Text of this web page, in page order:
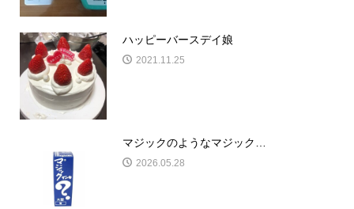
ハッピーバースデイ娘
2021.11.25
マジックのようなマジック…
2026.05.28